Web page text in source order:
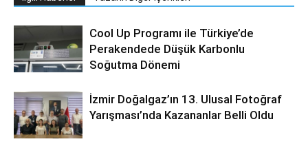
Cool Up Programı ile Türkiye’de
Perakendede Düşük Karbonlu
Soğutma Dönemi
İzmir Doğalgaz’ın 13. Ulusal Fotoğraf
Yarışması’nda Kazananlar Belli Oldu